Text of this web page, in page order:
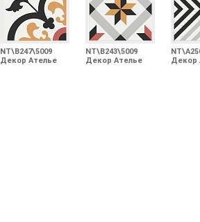
NT\B247\5009
Декор Ателье
NT\B243\5009
Декор Ателье
Декор